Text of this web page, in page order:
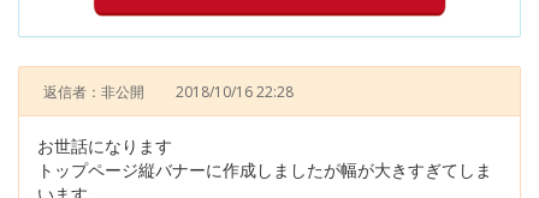
返信者：非公開 2018/10/16 22:28
お世話になります
トップページ縦バナーに作成しましたが幅が大きすぎてしま